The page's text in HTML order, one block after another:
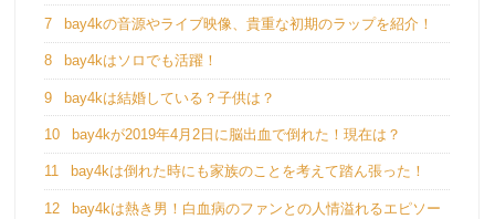
7 bay4kの音源やライブ映像、貴重な初期のラップを紹介！
8 bay4kはソロでも活躍！
9 bay4kは結婚している？子供は？
10 bay4kが2019年4月2日に脳出血で倒れた！現在は？
11 bay4kは倒れた時にも家族のことを考えて踏ん張った！
12
bay4kは熱き男！白血病のファンとの人情溢れるエピソー